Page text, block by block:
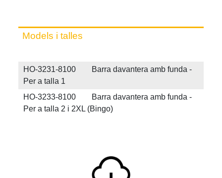
Models i talles
HO-3231-8100 Barra davantera amb funda -
Per a talla 1
HO-3233-8100 Barra davantera amb funda -
Per a talla 2 i 2XL (Bingo)